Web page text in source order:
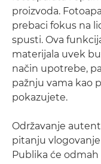
proizvoda.
prebaci fokus na
spusti. Ova
materijala uvek
način upotrebe,
pažnju vama kao
pokazujete.
Održavanje
pitanju
Publika će